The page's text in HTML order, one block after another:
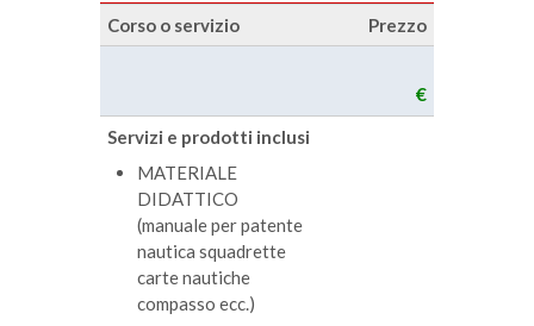
Corso o servizio Prezzo
€
Servizi e prodotti inclusi
MATERIALE
DIDATTICO
(manuale per patente
nautica squadrette
carte nautiche
compasso ecc.)